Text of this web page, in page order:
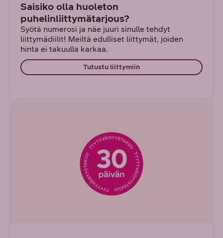
Saisiko olla huoleton
puhelinliittymätarjous?
Syötä numerosi ja näe juuri sinulle tehdyt
liittymädiilit! Meiltä edulliset liittymät, joiden
hinta ei takuulla karkaa.
Tutustu liittymiin